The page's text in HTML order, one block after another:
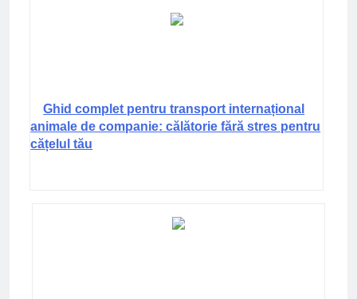
Ghid complet pentru transport internațional
animale de companie: călătorie fără stres pentru
cățelul tău